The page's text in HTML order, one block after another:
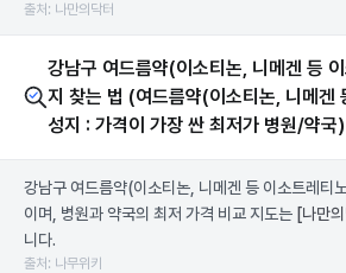
출처: 나만의닥터
강남구 여드름약(이소티논, 니메겐 등
지 찾는 법 (여드름약(이소티논, 니메겐
성지 : 가격이 가장 싼 최저가 병원/약국)
강남구 여드름약(이소티논, 니메겐 등 이소트레
이며, 병원과 약국의 최저 가격 비교 지도는 [나만
니다.
출처: 나무위키